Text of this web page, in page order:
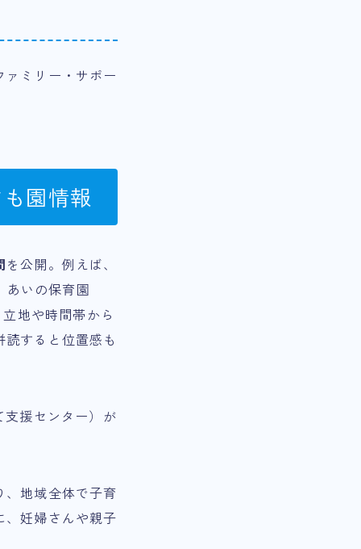
ミリー・サポー
園情報
を公開。例えば、
あいの保育園
地や時間帯から
すると位置感も
援センター）が
地域全体で子育
妊婦さんや親子